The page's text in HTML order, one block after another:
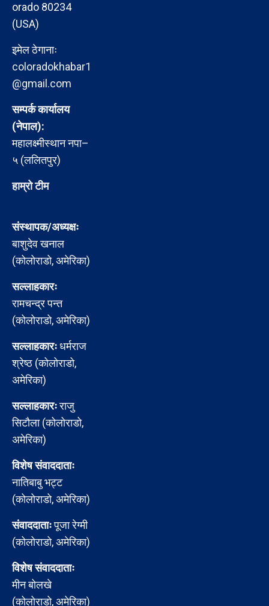
orado 80234
(USA)
इमेल ठेगानाः
coloradokhabar1
@gmail.com
सम्पर्क कार्यालय
(नेपाल):
महालक्ष्मीस्थान नपा–
५ (ललितपुर)
हाम्रो टीम
संस्थापक/अध्यक्षः
बाशुदेव खनाल
(कोलोराडो, अमेरिका)
सल्लाहकारः
रामचन्द्र पन्त
(कोलोराडो, अमेरिका)
सल्लाहकारःधर्मराज
श्रेष्ठ (कोलोराडो,
अमेरिका)
सल्लाहकारःराजु
सिटौला (कोलोराडो,
अमेरिका)
विशेष संवाददाताः
नातिबाबु भट्ट
(कोलोराडो, अमेरिका)
संवाददाताःपूजा रेग्मी
(कोलोराडो, अमेरिका)
विशेष संवाददाताः
मीन बोलखे
(कोलोराडो, अमेरिका)